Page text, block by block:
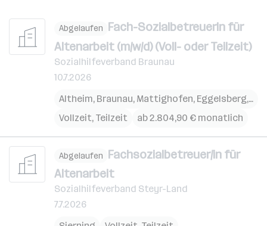
Abgelaufen Fach-SozialbetreuerIn für
Altenarbeit (m/w/d) (Voll- oder Teilzeit)
Sozialhilfeverband Braunau
10.7.2026
Altheim, Braunau, Mattighofen, Eggelsberg,
Vollzeit, Teilzeit
ab 2.804,90 € monatlich
Abgelaufen Fachsozialbetreuer/in für
Altenarbeit
Sozialhilfeverband Steyr-Land
7.7.2026